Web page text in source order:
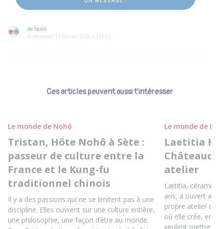
de Nohô
le Vendredi 13 Février 2026 à 12h12
Ces articles peuvent aussi t'intéresser
Le monde de Nohô
Tristan, Hôte Nohô à Sète :
passeur de culture entre la
France et le Kung-fu
traditionnel chinois
Il y a des passions qui ne se limitent pas à une
discipline. Elles ouvrent sur une culture entière,
une philosophie, une façon d’être au monde.
Le monde de
Laetitia
atelier
Lætitia,
ans, a ouvert au
propre atelier
où elle crée,
veulent mettre